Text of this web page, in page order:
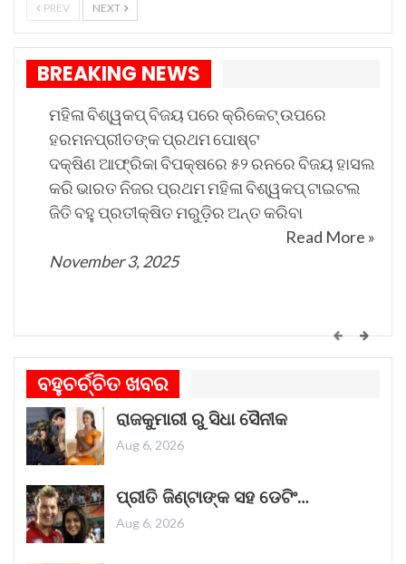
PREV NEXT
BREAKING NEWS
ମହିଳା ବିଶ୍ୱକପ୍ ବିଜୟ ପରେ କ୍ରିକେଟ୍ ଉପରେ
ହରମନପ୍ରୀତଙ୍କ ପ୍ରଥମ ପୋଷ୍ଟ
ଦକ୍ଷିଣ ଆଫ୍ରିକା ବିପକ୍ଷରେ ୫୨ ରନରେ ବିଜୟ ହାସଲ
କରି ଭାରତ ନିଜର ପ୍ରଥମ ମହିଳା ବିଶ୍ୱକପ୍ ଟାଇଟଲ
ଜିତି ବହୁ ପ୍ରତୀକ୍ଷିତ ମରୁଡ଼ିର ଅନ୍ତ କରିବା
Read More »
November 3, 2025
କେମିତି ଚାଲିଛି କଟକ ଐତିହାସିକ ବାଲିଯାତ୍ରା ପ୍ରସ୍ତୁତି
ଗୀତଟି କାନରେ ପଡ଼ିଲେ, ଆଖି ଆଗରେ ନାଚିଯାଏ
ଓଡ଼ିଶାର ନୌବାଣିଜ୍ୟ ପରମ୍ପରା । ଓଡ଼ିଶାର ପ୍ରାଚୀନ
ନାମ କଳିଙ୍ଗ । ପ୍ରାଚୀନ କଳିଙ୍ଗକୁ ସମୃଦ୍ଧ କରିଥିଲା
ନୌବାଣିଜ୍ୟ
ବହୁଚର୍ଚ୍ଚିତ ଖବର
ରାଜକୁମାରୀ ରୁ ସିଧା ସୈନୀକ
Aug 6, 2026
ପ୍ରୀତି ଜିଣ୍ଟାଙ୍କ ସହ ଡେଟିଂ…
Aug 6, 2026